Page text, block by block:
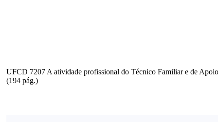
UFCD 7207 A atividade profissional do Técnico Familiar e de
(194 pág.)